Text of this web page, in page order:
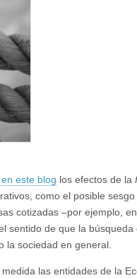
este blog los efectos de la
como el posible
cotizadas –por ejemplo,
sentido de que la
la sociedad en general.
las entidades de la